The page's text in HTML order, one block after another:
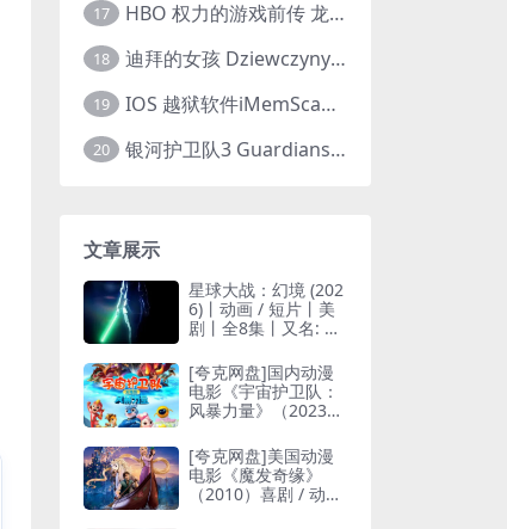
17 HBO 权力的游戏前传 龙之家族 House of the Dragon (2022) 中字 1080P 更新4集
18 迪拜的女孩 Dziewczyny z Dubaju (2021) 1080P 中字
19 IOS 越狱软件iMemScan version1.2.6 游戏内存修改器
20 银河护卫队3 Guardians of the Galaxy Vol. 3 (2023)4K高清资源1080p只分享精品
文章展示
星球大战：幻境 (202
6)丨动画 / 短片丨美
剧丨全8集丨又名: 星
九位绝地武士(台)
[夸克网盘]国内动漫
电影《宇宙护卫队：
风暴力量》（2023）
[夸克网盘]美国动漫
电影《魔发奇缘》
（2010）喜剧 / 动